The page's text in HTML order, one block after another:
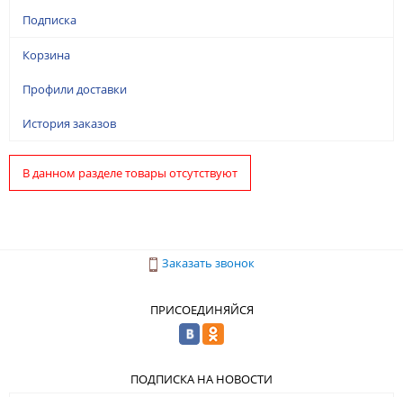
Подписка
Корзина
Профили доставки
История заказов
В данном разделе товары отсутствуют
Заказать звонок
ПРИСОЕДИНЯЙСЯ
ПОДПИСКА НА НОВОСТИ